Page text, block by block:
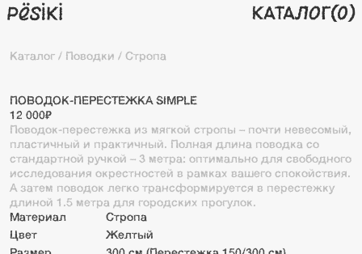
каталог(0)
Каталог / Поводки / Стропа
ПОВОДОК-ПЕРЕСТЕЖКА SIMPLE
12 000₽
Поводок-перестежка из мягкой стропы – почти невесомый,
пластичный и практичный. Полная длина поводка со
стандартной ручкой – 3 метра: оптимально для свободного
исследования окрестностей в рамках вашего спокойствия.
А затем поводок легко трансформируется в перестежку
длиной 1.5 метра для городских прогулок.
Материал
Стропа
Цвет
Желтый